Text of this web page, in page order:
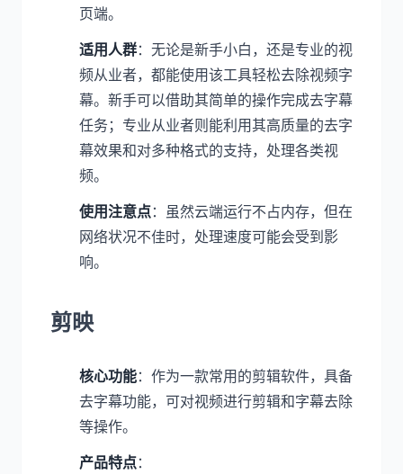
页端。
适用人群：无论是新手小白，还是专业的视
频从业者，都能使用该工具轻松去除视频字
幕。新手可以借助其简单的操作完成去字幕
任务；专业从业者则能利用其高质量的去字
幕效果和对多种格式的支持，处理各类视
频。
使用注意点：虽然云端运行不占内存，但在
网络状况不佳时，处理速度可能会受到影
响。
剪映
核心功能：作为一款常用的剪辑软件，具备
去字幕功能，可对视频进行剪辑和字幕去除
等操作。
产品特点：